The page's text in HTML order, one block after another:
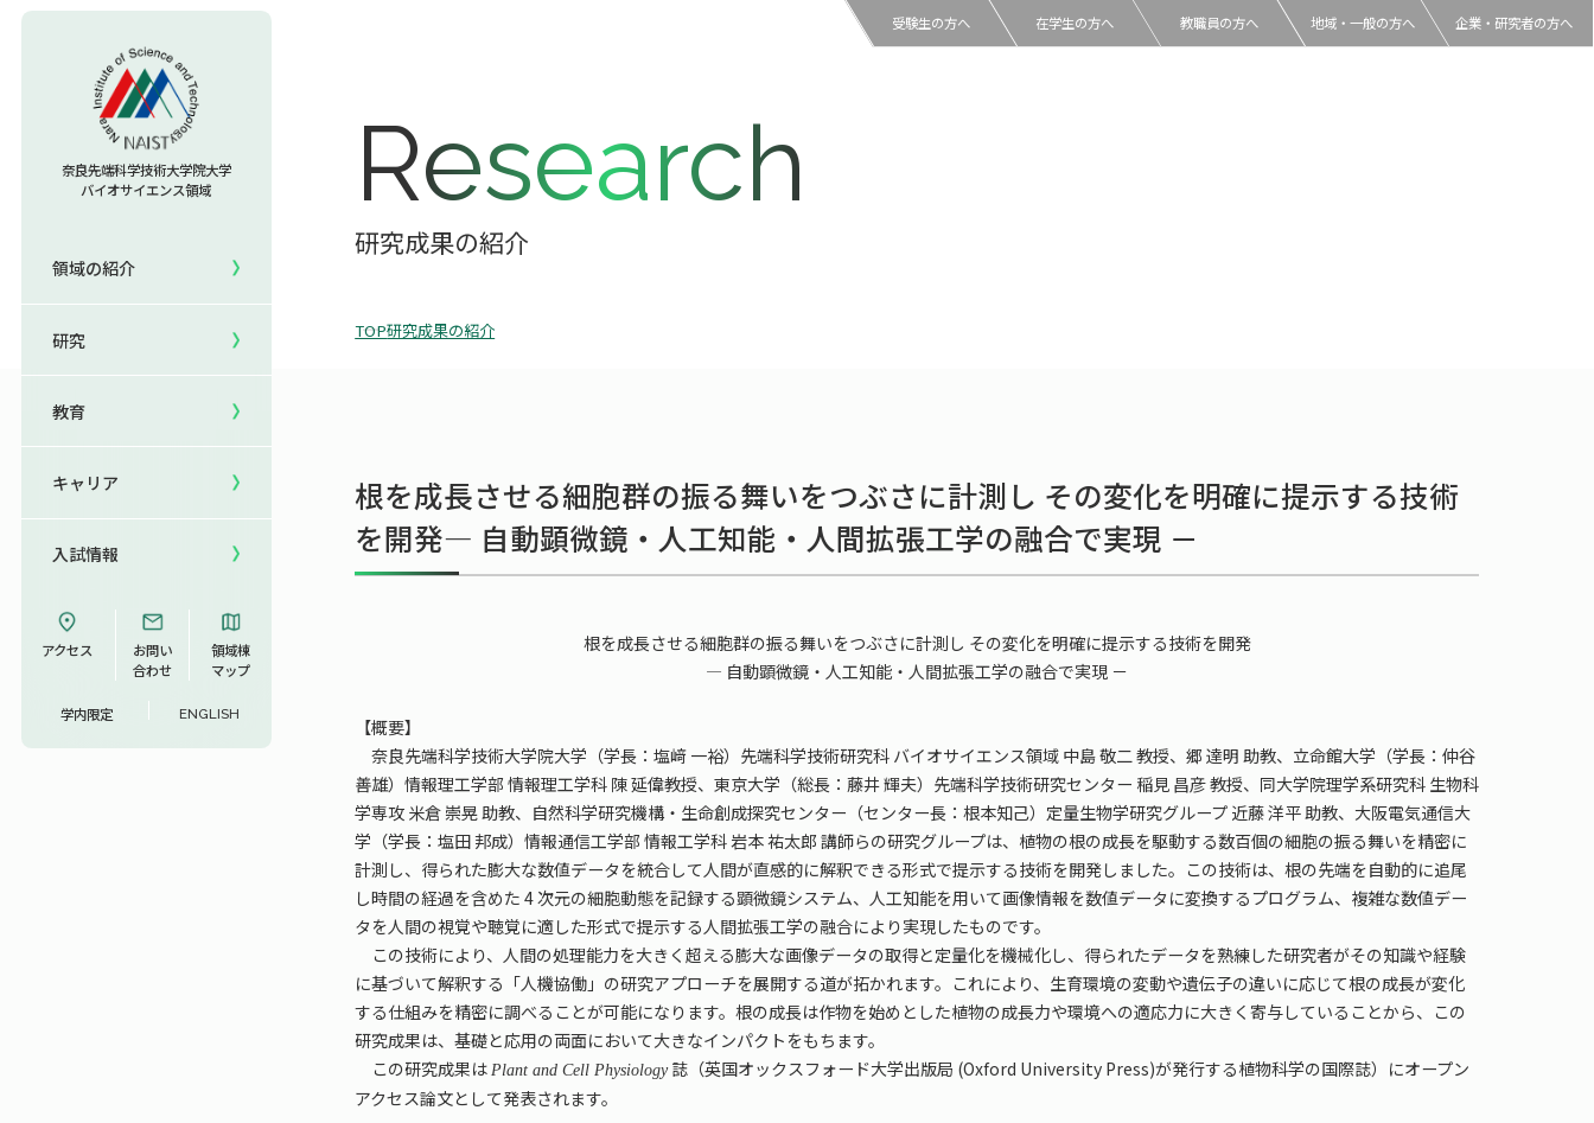
奈良先端科学技術大学院大学
バイオサイエンス領域
領域の紹介
領域長あいさつ
研究
研究TOP
教員一覧
NAIST Edge BIO
教育
研究室への配属
国際学生ワークショップ
UCDリトリート
キャリア
就職実績
入試情報
入試情報TOP
研究＆授業
保護者の方へ
アクセス
お問い
合わせ
領域棟
マップ
学内限定 ENGLISH
受験生の方へ 在学生の方へ 教職員の方へ 地域・一般の方へ 企業・研究者の方へ
Research
研究成果の紹介
TOP研究成果の紹介
根を成長させる細胞群の振る舞いをつぶさに計測し その変化を明確に提示する技術
を開発― 自動顕微鏡・人工知能・人間拡張工学の融合で実現 －
根を成長させる細胞群の振る舞いをつぶさに計測し その変化を明確に提示する技術を開発
― 自動顕微鏡・人工知能・人間拡張工学の融合で実現 －
【概要】
奈良先端科学技術大学院大学（学長：塩﨑 一裕）先端科学技術研究科 バイオサイエンス領域 中島 敬二 教授、郷 達明 助教、立命館大学（学長：仲谷
善雄）情報理工学部 情報理工学科 陳 延偉教授、東京大学（総長：藤井 輝夫）先端科学技術研究センター 稲見 昌彦 教授、同大学院理学系研究科 生物科
学専攻 米倉 崇晃 助教、自然科学研究機構・生命創成探究センター（センター長：根本知己）定量生物学研究グループ 近藤 洋平 助教、大阪電気通信大
学（学長：塩田 邦成）情報通信工学部 情報工学科 岩本 祐太郎 講師らの研究グループは、植物の根の成長を駆動する数百個の細胞の振る舞いを精密に
計測し、得られた膨大な数値データを統合して人間が直感的に解釈できる形式で提示する技術を開発しました。この技術は、根の先端を自動的に追尾
し時間の経過を含めた 4 次元の細胞動態を記録する顕微鏡システム、人工知能を用いて画像情報を数値データに変換するプログラム、複雑な数値デー
タを人間の視覚や聴覚に適した形式で提示する人間拡張工学の融合により実現したものです。
この技術により、人間の処理能力を大きく超える膨大な画像データの取得と定量化を機械化し、得られたデータを熟練した研究者がその知識や経験
に基づいて解釈する「人機協働」の研究アプローチを展開する道が拓かれます。これにより、生育環境の変動や遺伝子の違いに応じて根の成長が変化
する仕組みを精密に調べることが可能になります。根の成長は作物を始めとした植物の成長力や環境への適応力に大きく寄与していることから、この
研究成果は、基礎と応用の両面において大きなインパクトをもちます。
この研究成果は Plant and Cell Physiology誌（英国オックスフォード大学出版局 (Oxford University Press)が発行する植物科学の国際誌）にオープン
アクセス論文として発表されます。